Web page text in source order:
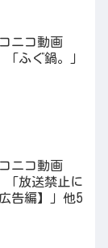
ニコ動画
ふぐ鍋。」
ニコ動画
放送禁止に
告編】」他5